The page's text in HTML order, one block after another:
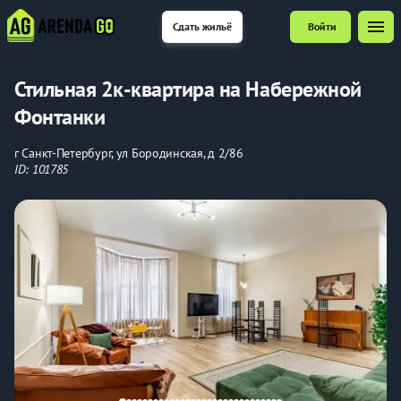
Сдать жильё Войти menu
Стильная 2к-квартира на Набережной
Фонтанки
г Санкт-Петербург, ул Бородинская, д 2/86
ID: 101785